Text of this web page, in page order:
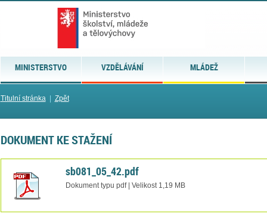
MINISTERSTVO VZDĚLÁVÁNÍ MLÁDEŽ
Titulní stránka| Zpět
DOKUMENT KE STAŽENÍ
sb081_05_42.pdf
Dokument typu pdf | Velikost 1,19 MB